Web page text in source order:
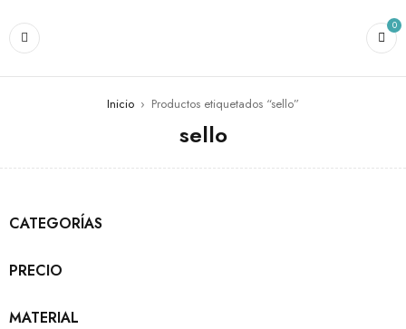
0
Inicio › Productos etiquetados “sello”
sello
CATEGORÍAS
PRECIO
MATERIAL